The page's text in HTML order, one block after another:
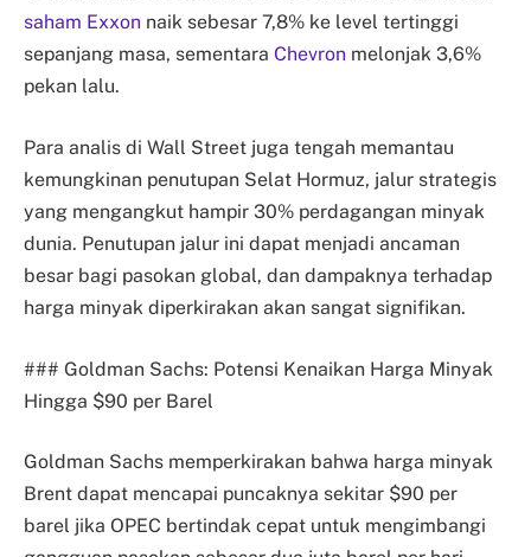
saham Exxon naik sebesar 7,8% ke level tertinggi
sepanjang masa, sementara Chevron melonjak 3,6%
pekan lalu.
Para analis di Wall Street juga tengah memantau
kemungkinan penutupan Selat Hormuz, jalur strategis
yang mengangkut hampir 30% perdagangan minyak
dunia. Penutupan jalur ini dapat menjadi ancaman
besar bagi pasokan global, dan dampaknya terhadap
harga minyak diperkirakan akan sangat signifikan.
### Goldman Sachs: Potensi Kenaikan Harga Minyak
Hingga $90 per Barel
Goldman Sachs memperkirakan bahwa harga minyak
Brent dapat mencapai puncaknya sekitar $90 per
barel jika OPEC bertindak cepat untuk mengimbangi